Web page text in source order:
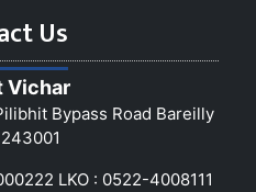
Us
Vichar
Bypass Road Bareilly
LKO : 0522-4008111